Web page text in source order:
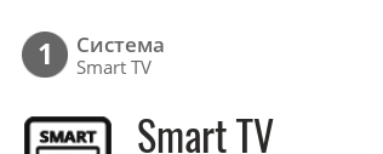
1 Cистема
Smart TV
Smart TV